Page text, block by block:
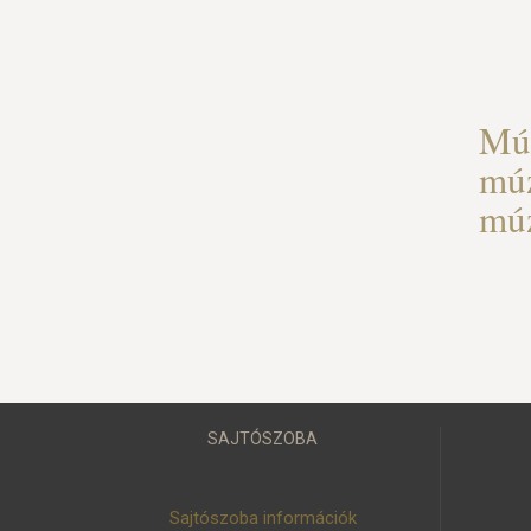
SAJTÓSZOBA
Sajtószoba információk